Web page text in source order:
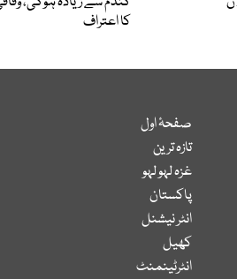
کا اعتراف
صفحۂ اول
تازہ ترین
غزہ لہو لہو
پاکستان
انٹر نیشنل
کھیل
انٹرٹینمنٹ